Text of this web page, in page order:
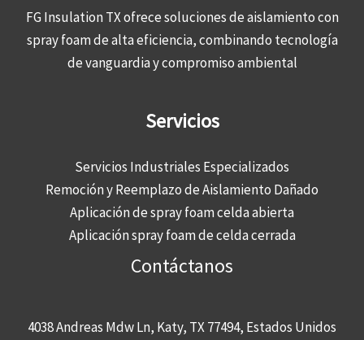
FG Insulation TX ofrece soluciones de aislamiento con
spray foam de alta eficiencia, combinando tecnología
de vanguardia y compromiso ambiental
Servicios
Servicios Industriales Especializados
Remoción y Reemplazo de Aislamiento Dañado
Aplicación de spray foam celda abierta
Aplicación spray foam de celda cerrada
Contáctanos
4038 Andreas Mdw Ln, Katy, TX 77494, Estados Unidos